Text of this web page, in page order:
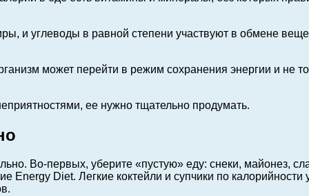
и углеводы в равной степени участвуют в обмене
может перейти в режим сохранения энергии и не
ее нужно тщательно продумать.
Во-первых, уберите «пустую» еду: снеки, майонез,
Energy Diet. Легкие коктейли и супчики по